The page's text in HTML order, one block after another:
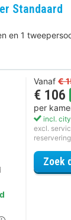
Standaard
en 1
Vanaf €
€ 106
per
incl.
excl.
reservering
Zoek